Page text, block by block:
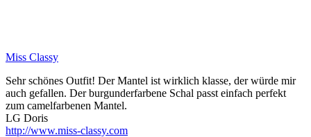
Miss Classy
Sehr schönes Outfit! Der Mantel ist wirklich klasse, der würde mir
auch gefallen. Der burgunderfarbene Schal passt einfach perfekt
zum camelfarbenen Mantel.
LG Doris
http://www.miss-classy.com